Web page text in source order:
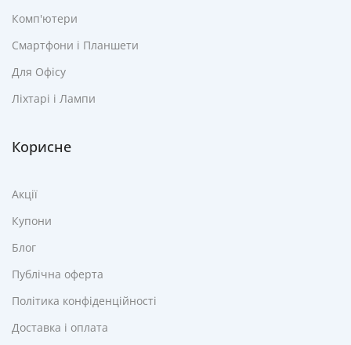
Комп'ютери
Смартфони і Планшети
Для Офісу
Ліхтарі і Лампи
Корисне
Акції
Купони
Блог
Публічна оферта
Політика конфіденційності
Доставка і оплата